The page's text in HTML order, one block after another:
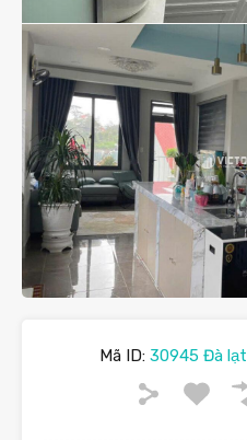
Mã ID: 30945 Đà lạt